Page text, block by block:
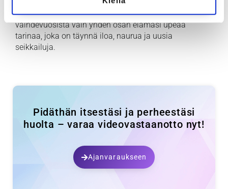
neuvonta, tietopaketit tai tukipalvelut, me olemme
täällä sinua varten. Yhdessä voimme tehdä
vaihdevuosista vain yhden osan elämäsi upeaa
tarinaa, joka on täynnä iloa, naurua ja uusia
seikkailuja.
Pidäthän itsestäsi ja perheestäsi
huolta – varaa videovastaanotto nyt!
Ajanvaraukseen